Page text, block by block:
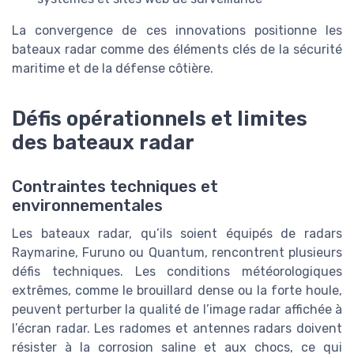
La convergence de ces innovations positionne les
bateaux radar comme des éléments clés de la sécurité
maritime et de la défense côtière.
Défis opérationnels et limites
des bateaux radar
Contraintes techniques et
environnementales
Les bateaux radar, qu’ils soient équipés de radars
Raymarine, Furuno ou Quantum, rencontrent plusieurs
défis techniques. Les conditions météorologiques
extrêmes, comme le brouillard dense ou la forte houle,
peuvent perturber la qualité de l’image radar affichée à
l’écran radar. Les radomes et antennes radars doivent
résister à la corrosion saline et aux chocs, ce qui